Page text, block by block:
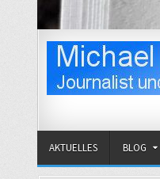
AKTUELLES BLOG